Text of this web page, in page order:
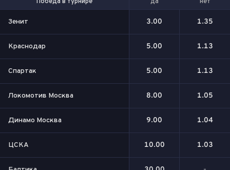
Зенит 3.00 1.35
Краснодар 5.00 1.13
Спартак 5.00 1.13
Локомотив Москва 8.00 1.05
Динамо Москва 9.00 1.04
ЦСКА 10.00 1.03